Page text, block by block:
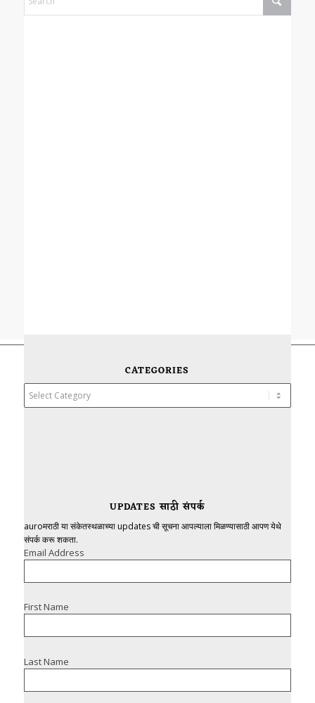
CATEGORIES
UPDATES साठी संपर्क
auroमराठी या संकेतस्थळाच्या updates ची सूचना आपल्याला मिळण्यासाठी आपण येथे
संपर्क करू शकता.
Email Address
First Name
Last Name